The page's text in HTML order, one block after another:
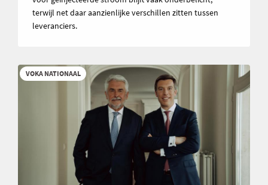
terwijl net daar aanzienlijke verschillen zitten tussen
leveranciers.
VOKA NATIONAAL